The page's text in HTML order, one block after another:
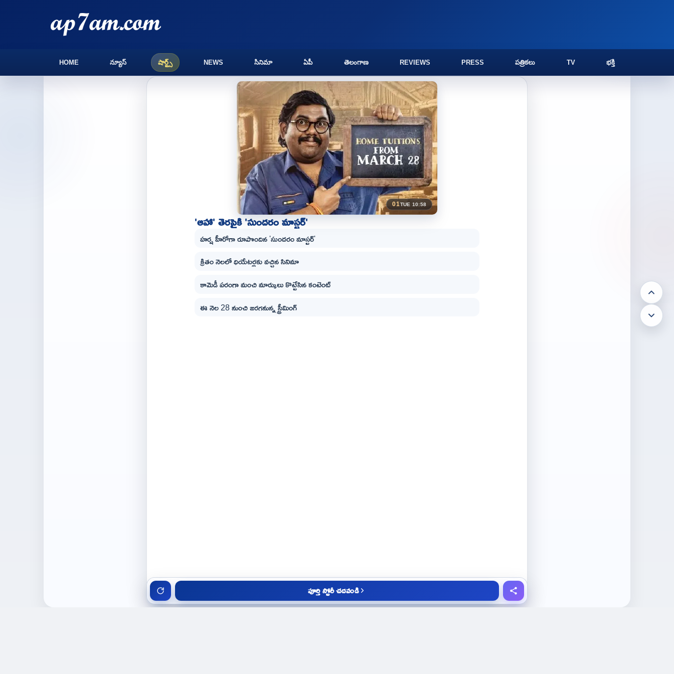
HOME న్యూస్ షార్ట్స్ NEWS సినిమా ఏపీ తెలంగాణ REVIEWS PRESS పత్రికలు TV భక్తి
01TUE 10:58
'ఆహా' తెరపైకి 'సుందరం మాస్టర్'
హర్ష హీరోగా రూపొందిన 'సుందరం మాస్టర్'
క్రితం నెలలో థియేటర్లకు వచ్చిన సినిమా
కామెడీ పరంగా మంచి మార్కులు కొట్టేసిన కంటెంట్
ఈ నెల 28 నుంచి జరగనున్న స్ట్రీమింగ్
పూర్తి స్టోరీ చదవండి